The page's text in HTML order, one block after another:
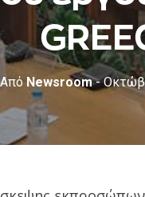
ΑπόNewsroom -